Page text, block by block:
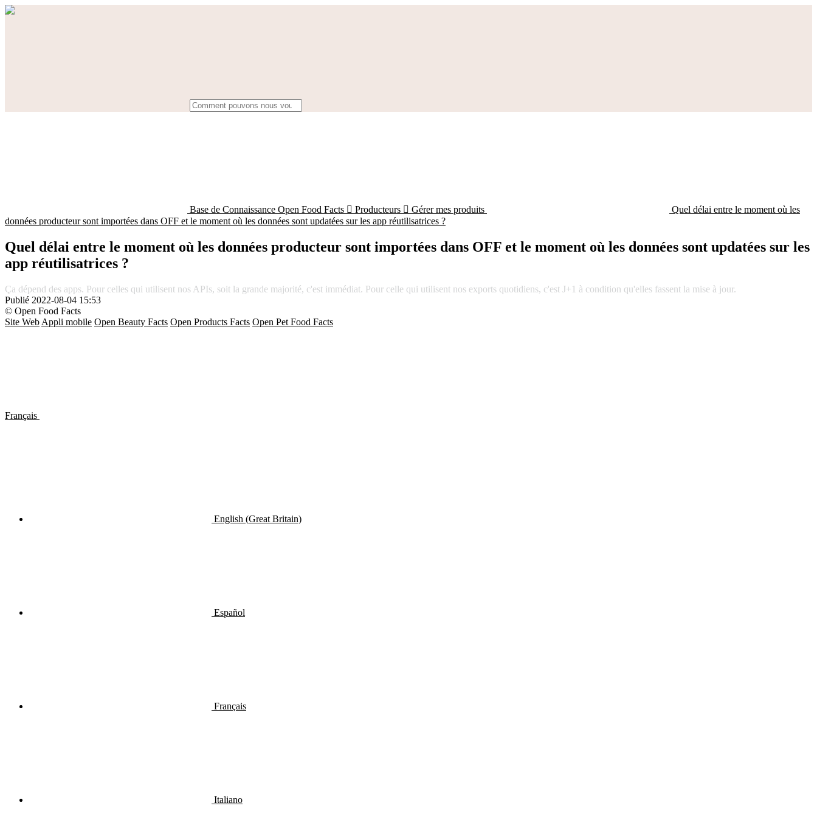
Base de Connaissance Open Food Facts  Producteurs  Gérer mes produits
Quel délai entre le moment où les
données producteur sont importées dans OFF et le moment où les données sont updatées sur les app réutilisatrices ?
Quel délai entre le moment où les données producteur sont importées dans OFF et le moment où les données sont updatées sur les
app réutilisatrices ?
Ça dépend des apps. Pour celles qui utilisent nos APIs, soit la grande majorité, c'est immédiat. Pour celle qui utilisent nos exports quotidiens, c'est J+1 à condition qu'elles fassent la mise à jour.
Publié 2022-08-04 15:53
© Open Food Facts
Site Web Appli mobile Open Beauty Facts Open Products Facts Open Pet Food Facts
Français
English (Great Britain)
Español
Français
Italiano